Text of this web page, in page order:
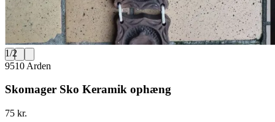
1/2
9510 Arden
Skomager Sko Keramik ophæng
75 kr.